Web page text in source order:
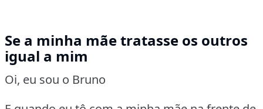
Se a minha mãe tratasse os outros
igual a mim
Oi, eu sou o Bruno